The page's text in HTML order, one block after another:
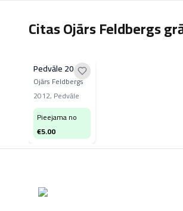
Citas Ojārs Feldbergs
Pedvāle 20
Ojārs Feldbergs
2012, Pedvāle
Pieejama no
€5.00